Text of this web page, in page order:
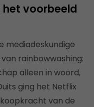
voorbeeld
mediadeskundige
rainbowwashing:
alleen in woord,
ging het Netflix
van de